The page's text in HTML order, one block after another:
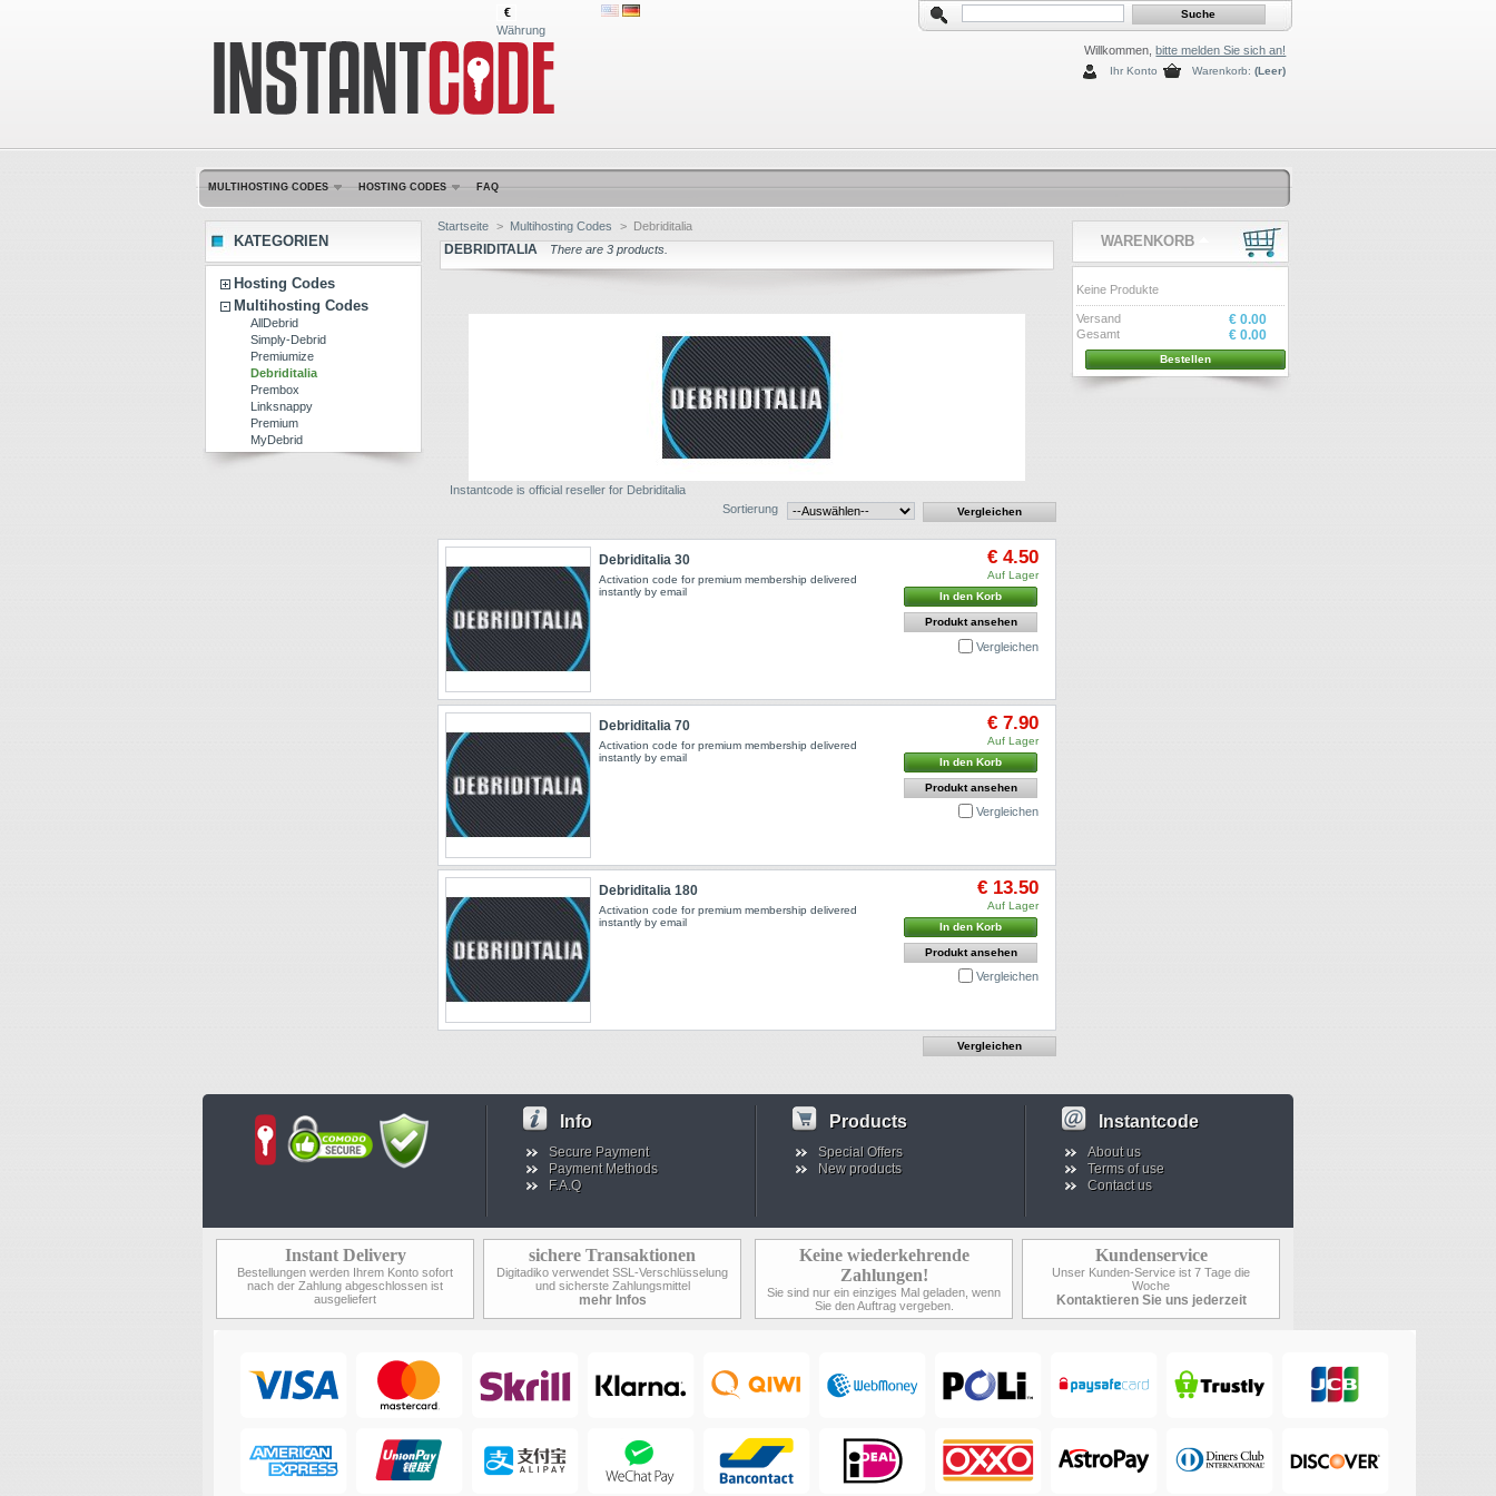
€
Währung
Willkommen,bitte melden Sie sich an!
Warenkorb: (Leer)
Ihr Konto
MULTIHOSTING CODES HOSTING CODES FAQ
KATEGORIEN
Hosting Codes
Multihosting Codes
AllDebrid
Simply-Debrid
Premiumize
Debriditalia
Prembox
Linksnappy
Premium
MyDebrid
Startseite > Multihosting Codes > Debriditalia
DEBRIDITALIA There are 3 products.
Instantcode is official reseller for Debriditalia
Sortierung
Debriditalia 30
Activation code for premium membership delivered
instantly by email
€ 4.50
Auf Lager
In den Korb
Produkt ansehen
Vergleichen
Debriditalia 70
Activation code for premium membership delivered
instantly by email
€ 7.90
Auf Lager
In den Korb
Produkt ansehen
Vergleichen
Debriditalia 180
Activation code for premium membership delivered
instantly by email
€ 13.50
Auf Lager
In den Korb
Produkt ansehen
Vergleichen
WARENKORB
Keine Produkte
Versand € 0.00
Gesamt € 0.00
Bestellen
Info
Secure Payment
Payment Methods
F.A.Q
Products
Special Offers
New products
Instantcode
About us
Terms of use
Contact us
Instant Delivery
Bestellungen werden Ihrem Konto sofort
nach der Zahlung abgeschlossen ist
ausgeliefert
sichere Transaktionen
Digitadiko verwendet SSL-Verschlüsselung
und sicherste Zahlungsmittel
mehr Infos
Keine wiederkehrende
Zahlungen!
Sie sind nur ein einziges Mal geladen, wenn
Sie den Auftrag vergeben.
Kundenservice
Unser Kunden-Service ist 7 Tage die
Woche
Kontaktieren Sie uns jederzeit